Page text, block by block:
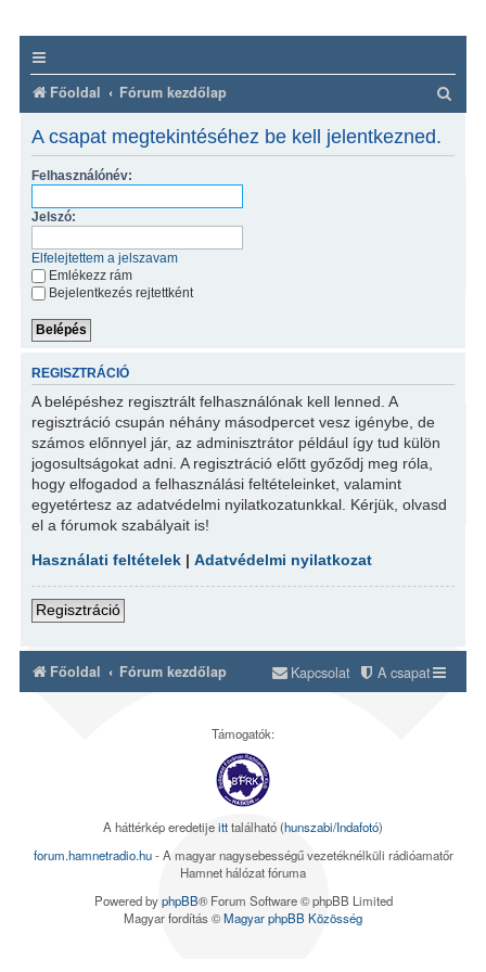
Főoldal Fórum kezdőlap
r
A csapat megtekintéséhez be kell jelentkezned.
Felhasználónév:
Jelszó:
Elfelejtettem a jelszavam
Emlékezz rám
Bejelentkezés rejtettként
REGISZTRÁCIÓ
A belépéshez regisztrált felhasználónak kell lenned. A
regisztráció csupán néhány másodpercet vesz igénybe, de
számos előnnyel jár, az adminisztrátor például így tud külön
jogosultságokat adni. A regisztráció előtt győződj meg róla,
hogy elfogadod a felhasználási feltételeinket, valamint
egyetértesz az adatvédelmi nyilatkozatunkkal. Kérjük, olvasd
el a fórumok szabályait is!
Használati feltételek |Adatvédelmi nyilatkozat
Regisztráció
Főoldal Fórum kezdőlap A csapat
Kapcsolat
Támogatók:
A háttérkép eredetijeitttalálható (hunszabi/Indafotó)
forum.hamnetradio.hu- A magyar nagysebességű vezetéknélküli rádióamatőr
Hamnet hálózat fóruma
Powered byphpBB® Forum Software © phpBB Limited
Magyar fordítás ©Magyar phpBB Közösség